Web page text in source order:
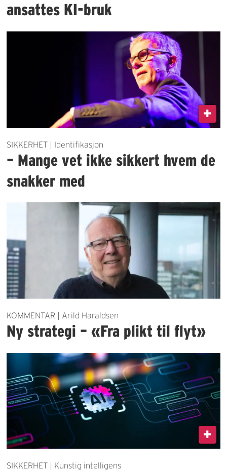
ansattes KI-bruk
SIKKERHET | Identifikasjon
– Mange vet ikke sikkert hvem de
snakker med
KOMMENTAR | Arild Haraldsen
Ny strategi – «Fra plikt til flyt»
SIKKERHET | Kunstig intelligens